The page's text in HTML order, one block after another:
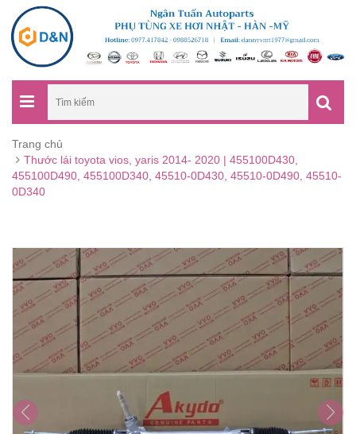
Trang chủ
Thước lái toyota vios, yaris 2014- 2020 | 455100D430,
455100D490, 455100D340, 45510-0D430, 45510-0D490, 45510-
0D340